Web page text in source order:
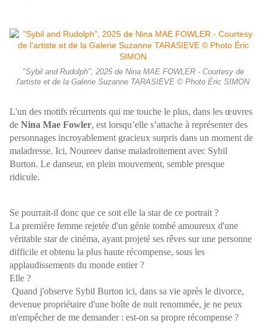
"Sybil and Rudolph", 2025 de Nina MAE FOWLER - Courtesy de
l'artiste et de la Galerie Suzanne TARASIEVE © Photo Éric SIMON
L'un des motifs récurrents qui me touche le plus, dans les œuvres
de Nina Mae Fowler, est lorsqu’elle s’attache à représenter des
personnages incroyablement gracieux surpris dans un moment de
maladresse. Ici, Noureev danse maladroitement avec Sybil
Burton. Le danseur, en plein mouvement, semble presque
ridicule.
Se pourrait-il donc que ce soit elle la star de ce portrait ?
La première femme rejetée d'un génie tombé amoureux d'une
véritable star de cinéma, ayant projeté ses rêves sur une personne
difficile et obtenu la plus haute récompense, sous les
applaudissements du monde entier ?
Elle ?
Quand j'observe Sybil Burton ici, dans sa vie après le divorce,
devenue propriétaire d'une boîte de nuit renommée, je ne peux
m'empêcher de me demander : est-on sa propre récompense ?